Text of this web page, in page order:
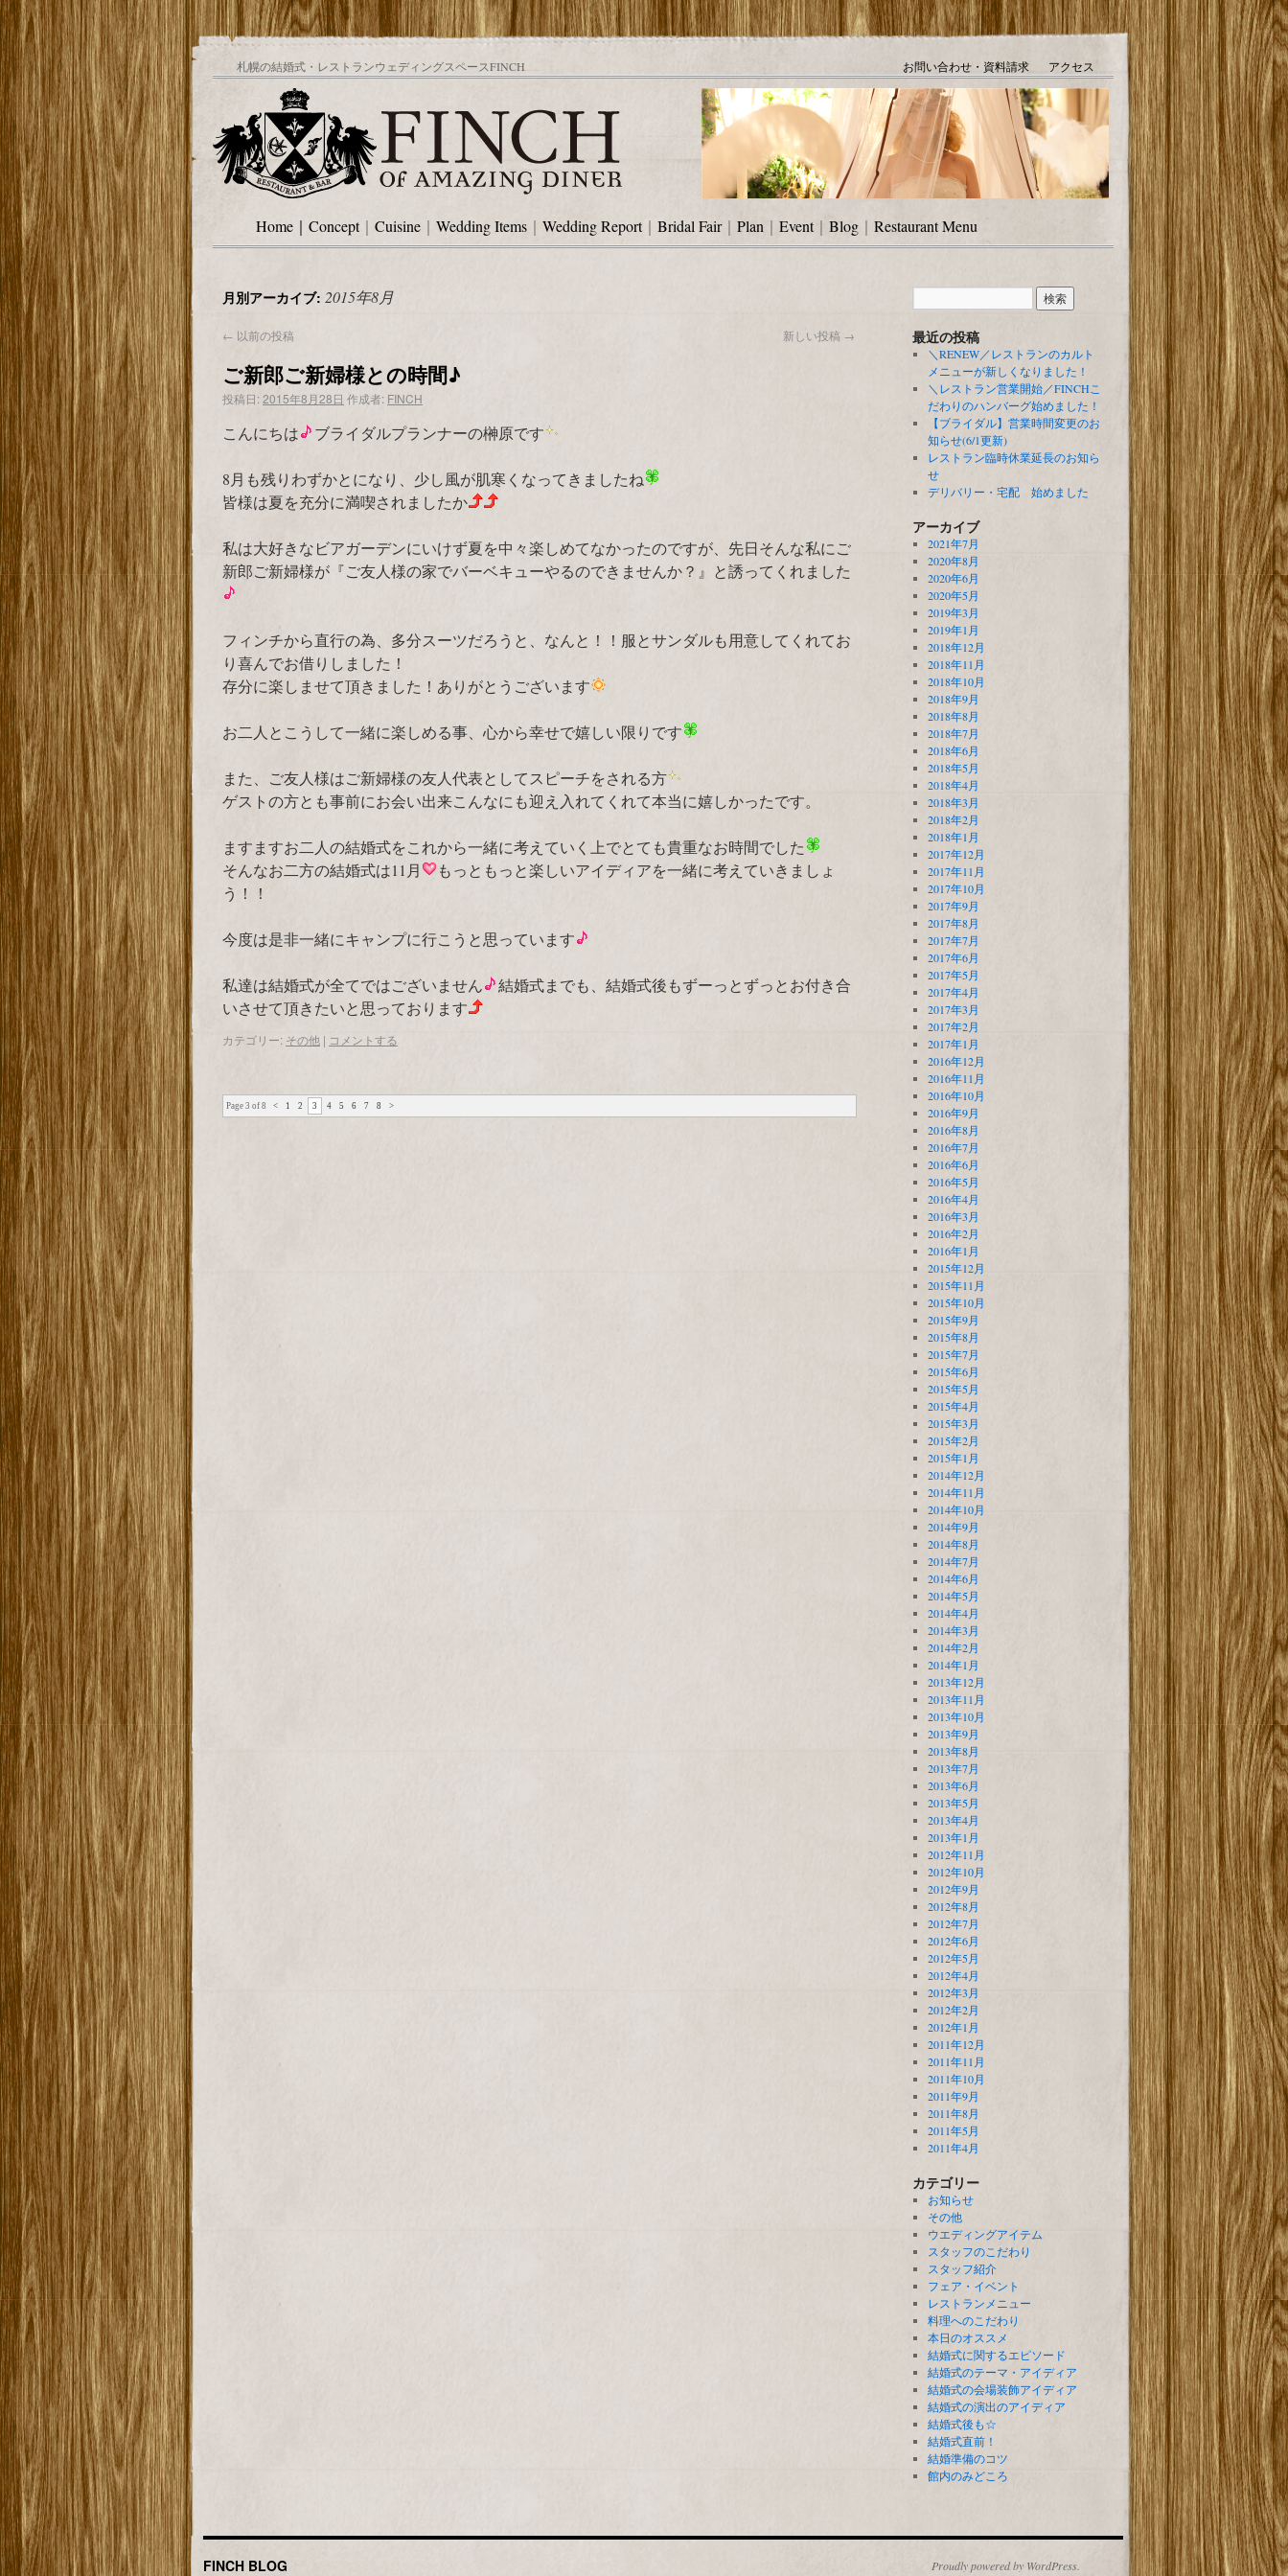
札幌の結婚式・レストランウェディングスペースFINCH お問い合わせ・資料請求 アクセス
Home ｜ Concept｜ Cuisine ｜ Wedding Items ｜ Wedding Report｜ Bridal Fair｜ Plan ｜ Event｜ Blog ｜ Restaurant Menu
月別アーカイブ: 2015年8月
← 以前の投稿 新しい投稿 →
ご新郎ご新婦様との時間♪
投稿日:2015年8月28日 作成者: FINCH
こんにちは ブライダルプランナーの榊原です
8月も残りわずかとになり、少し風が肌寒くなってきましたね
皆様は夏を充分に満喫されましたか
私は大好きなビアガーデンにいけず夏を中々楽しめてなかったのですが、先日そんな私にご
新郎ご新婦様が『ご友人様の家でバーベキューやるのできませんか？』と誘ってくれました
フィンチから直行の為、多分スーツだろうと、なんと！！服とサンダルも用意してくれてお
り喜んでお借りしました！
存分に楽しませて頂きました！ありがとうございます
お二人とこうして一緒に楽しめる事、心から幸せで嬉しい限りです
また、ご友人様はご新婦様の友人代表としてスピーチをされる方
ゲストの方とも事前にお会い出来こんなにも迎え入れてくれて本当に嬉しかったです。
ますますお二人の結婚式をこれから一緒に考えていく上でとても貴重なお時間でした
そんなお二方の結婚式は11月
もっともっと楽しいアイディアを一緒に考えていきましょ
う！！
今度は是非一緒にキャンプに行こうと思っています
私達は結婚式が全てではございません
結婚式までも、結婚式後もずーっとずっとお付き合
いさせて頂きたいと思っております
カテゴリー: その他 | コメントする
Page 3 of 8 < 1 2 3 4 5 6 7 8 >
最近の投稿
＼RENEW／レストランのカルト
メニューが新しくなりました！
＼レストラン営業開始／FINCHこ
だわりのハンバーグ始めました！
【ブライダル】営業時間変更のお
知らせ(6/1更新)
レストラン臨時休業延長のお知ら
せ
デリバリー・宅配 始めました
アーカイブ
2021年7月
2020年8月
2020年6月
2020年5月
2019年3月
2019年1月
2018年12月
2018年11月
2018年10月
2018年9月
2018年8月
2018年7月
2018年6月
2018年5月
2018年4月
2018年3月
2018年2月
2018年1月
2017年12月
2017年11月
2017年10月
2017年9月
2017年8月
2017年7月
2017年6月
2017年5月
2017年4月
2017年3月
2017年2月
2017年1月
2016年12月
2016年11月
2016年10月
2016年9月
2016年8月
2016年7月
2016年6月
2016年5月
2016年4月
2016年3月
2016年2月
2016年1月
2015年12月
2015年11月
2015年10月
2015年9月
2015年8月
2015年7月
2015年6月
2015年5月
2015年4月
2015年3月
2015年2月
2015年1月
2014年12月
2014年11月
2014年10月
2014年9月
2014年8月
2014年7月
2014年6月
2014年5月
2014年4月
2014年3月
2014年2月
2014年1月
2013年12月
2013年11月
2013年10月
2013年9月
2013年8月
2013年7月
2013年6月
2013年5月
2013年4月
2013年1月
2012年11月
2012年10月
2012年9月
2012年8月
2012年7月
2012年6月
2012年5月
2012年4月
2012年3月
2012年2月
2012年1月
2011年12月
2011年11月
2011年10月
2011年9月
2011年8月
2011年5月
2011年4月
カテゴリー
お知らせ
その他
ウエディングアイテム
スタッフのこだわり
スタッフ紹介
フェア・イベント
レストランメニュー
料理へのこだわり
本日のオススメ
結婚式に関するエピソード
結婚式のテーマ・アイディア
結婚式の会場装飾アイディア
結婚式の演出のアイディア
結婚式後も☆
結婚式直前！
結婚準備のコツ
館内のみどころ
FINCH BLOG Proudly powered by WordPress.